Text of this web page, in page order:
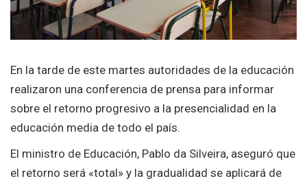
En la tarde de este martes autoridades de la educación
realizaron una conferencia de prensa para informar
sobre el retorno progresivo a la presencialidad en la
educación media de todo el país.
El ministro de Educación, Pablo da Silveira, aseguró que
el retorno será «total» y la gradualidad se aplicará de